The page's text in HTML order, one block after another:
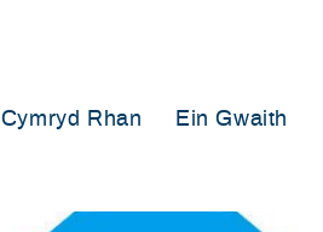
Cymryd Rhan Ein Gwaith